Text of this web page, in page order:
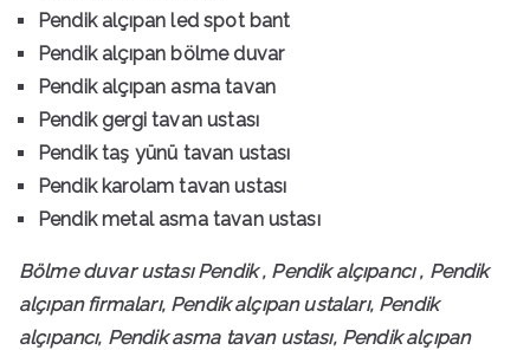
Pendik alçıpan led spot bant
Pendik alçıpan bölme duvar
Pendik alçıpan asma tavan
Pendik gergi tavan ustası
Pendik taş yünü tavan ustası
Pendik karolam tavan ustası
Pendik metal asma tavan ustası
Bölme duvar ustası Pendik , Pendik alçıpancı , Pendik
alçıpan firmaları, Pendik alçıpan ustaları, Pendik
alçıpancı, Pendik asma tavan ustası, Pendik alçıpan